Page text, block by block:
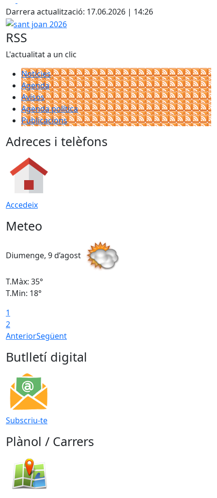
Darrera actualització: 17.06.2026 | 14:26
sant joan 2026
RSS
L'actualitat a un clic
Notícies
Agenda
Avisos
Agenda política
Publicacions
Adreces i telèfons
Accedeix
Meteo
Diumenge, 9 d’agost
T.Màx: 35°
T.Min: 18°
1
2
AnteriorSegüent
Butlletí digital
Subscriu-te
Plànol / Carrers